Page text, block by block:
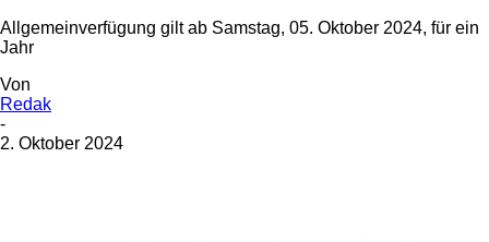
Allgemeinverfügung gilt ab Samstag, 05. Oktober 2024, für ein
Jahr
Von
Redak
-
2. Oktober 2024